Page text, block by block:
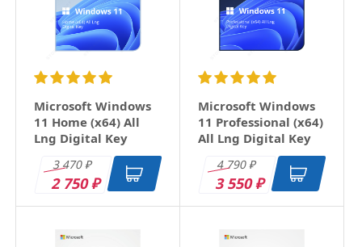
Email
Заголовок
Оцените товар
Microsoft Windows
11 Home (x64) All
Lng Digital Key
3 470₽
2 750₽
Microsoft Windows
11 Professional (x64)
All Lng Digital Key
4 790₽
3 550₽